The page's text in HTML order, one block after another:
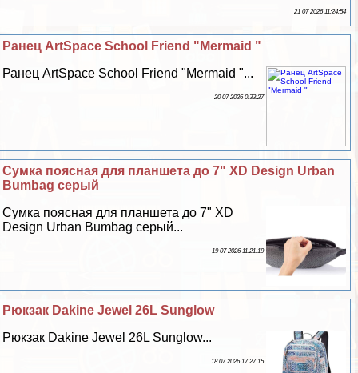
21 07 2026 11:24:54
Ранец ArtSpace School Friend "Mermaid "
Ранец ArtSpace School Friend "Mermaid "...
20 07 2026 0:33:27
Сумка поясная для планшета до 7" XD Design Urban
Bumbag cерый
Сумка поясная для планшета до 7" XD
Design Urban Bumbag cерый...
19 07 2026 11:21:19
Рюкзак Dakine Jewel 26L Sunglow
Рюкзак Dakine Jewel 26L Sunglow...
18 07 2026 17:27:15